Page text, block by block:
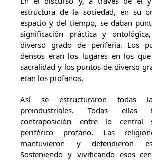
estructura de la sociedad, en su
espacio y del tiempo, se daban
significación práctica y
diverso grado de periferia. Los
densos eran los lugares en los
sacralidad y los puntos de diverso
eran los profanos.
Así se estructuraron todas
preindustriales. Todas ellas
contraposición entre lo
periférico profano. Las
mantuvieron y defendieron
Sosteniendo y vivificando esos